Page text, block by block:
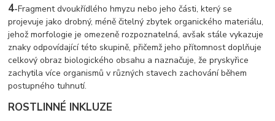
4-Fragment dvoukřídlého hmyzu nebo jeho části, který se
projevuje jako drobný, méně čitelný zbytek organického materiálu,
jehož morfologie je omezeně rozpoznatelná, avšak stále vykazuje
znaky odpovídající této skupině, přičemž jeho přítomnost doplňuje
celkový obraz biologického obsahu a naznačuje, že pryskyřice
zachytila více organismů v různých stavech zachování během
postupného tuhnutí.
ROSTLINNÉ INKLUZE